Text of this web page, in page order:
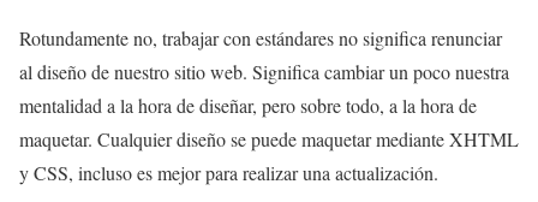
Rotundamente no, trabajar con estándares no significa renunciar
al diseño de nuestro sitio web. Significa cambiar un poco nuestra
mentalidad a la hora de diseñar, pero sobre todo, a la hora de
maquetar. Cualquier diseño se puede maquetar mediante XHTML
y CSS, incluso es mejor para realizar una actualización.